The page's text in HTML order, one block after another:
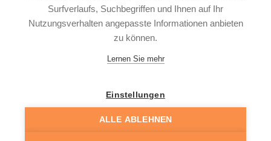
Wir verwenden Cookies, um Ihnen das bestmögliche
Surfverlaufs, Suchbegriffen und Ihnen auf Ihr
Nutzungsverhalten angepasste Informationen anbieten
zu können.
Lernen Sie mehr
Einstellungen
ALLE ABLEHNEN